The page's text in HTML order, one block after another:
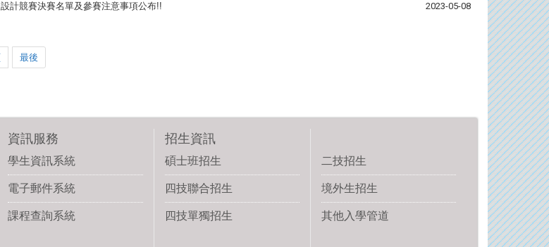
計競賽決賽名單及參賽注意事項公布!! 2023-05-08
最後
資訊服務
學生資訊系統
電子郵件系統
課程查詢系統
招生資訊
碩士班招生
四技聯合招生
四技單獨招生
二技招生
境外生招生
其他入學管道